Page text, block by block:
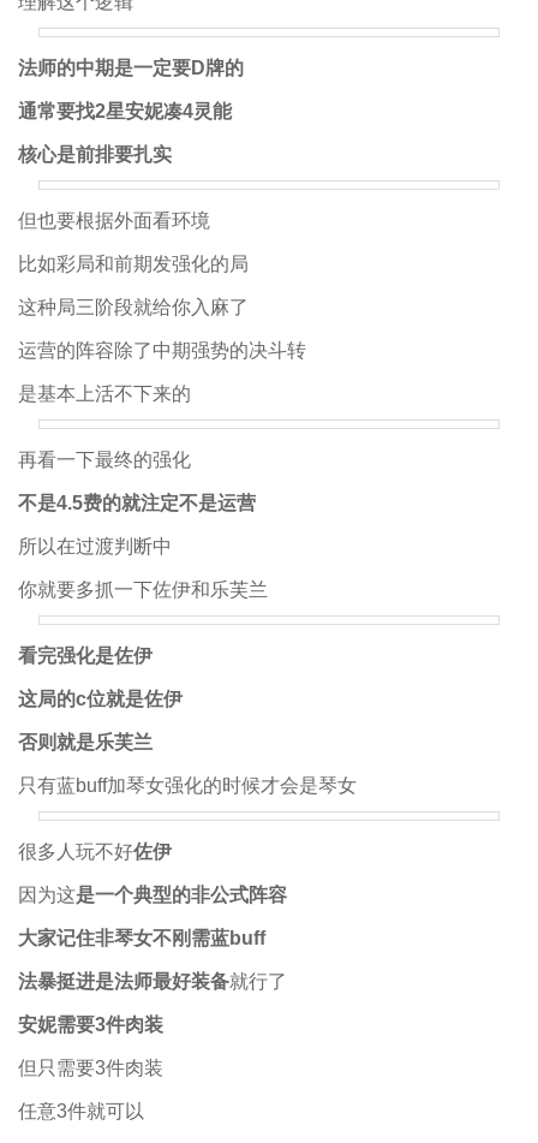
法师的中期是一定要D牌的
通常要找2星安妮凑4灵能
核心是前排要扎实
但也要根据外面看环境
比如彩局和前期发强化的局
这种局三阶段就给你入麻了
运营的阵容除了中期强势的决斗转
是基本上活不下来的
再看一下最终的强化
不是4.5费的就注定不是运营
所以在过渡判断中
你就要多抓一下佐伊和乐芙兰
看完强化是佐伊
这局的c位就是佐伊
否则就是乐芙兰
只有蓝buff加琴女强化的时候才会是琴女
很多人玩不好佐伊
因为这是一个典型的非公式阵容
大家记住非琴女不刚需蓝buff
法暴挺进是法师最好装备就行了
安妮需要3件肉装
但只需要3件肉装
任意3件就可以